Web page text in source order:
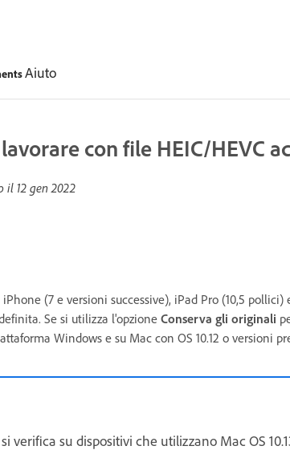
Aiuto
con file HEIC/HEVC
il 12 gen 2022
(7 e versioni successive), iPad Pro (10,5 pollici)
Se si utilizza l'opzione Conserva gli originali
Windows e su Mac con OS 10.12 o versioni
verifica su dispositivi che utilizzano Mac OS